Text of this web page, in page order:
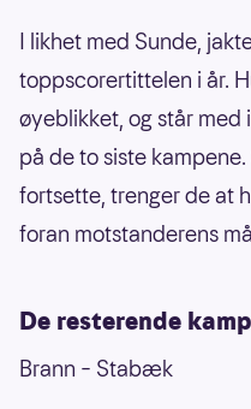
I likhet med Sunde,
toppscorertittelen i år.
øyeblikket, og står
på de to siste
fortsette, trenger de at
foran motstanderens
De resterende
Brann – Stabæk